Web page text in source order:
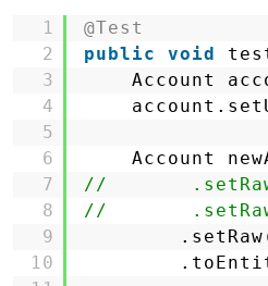
1
2
3
4
5
6
7
8
9
10
@Test
public
void
Account
Account
//
//